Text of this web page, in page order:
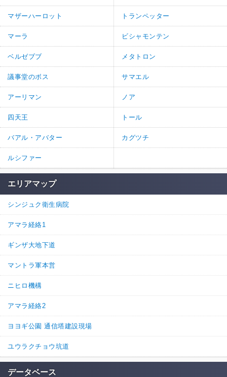
マザーハーロット トランペッター
マーラ ビシャモンテン
ベルゼブブ メタトロン
議事堂のボス サマエル
アーリマン ノア
四天王 トール
バアル・アバター カグツチ
ルシファー
エリアマップ
シンジュク衛生病院
アマラ経絡1
ギンザ大地下道
マントラ軍本営
ニヒロ機構
アマラ経絡2
ヨヨギ公園 通信塔建設現場
ユウラクチョウ坑道
データベース